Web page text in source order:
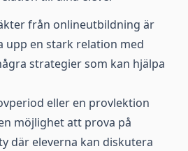
från onlineutbildning är
upp en stark relation med
strategier som kan hjälpa
eller en provlektion
möjlighet att prova på
där eleverna kan diskutera